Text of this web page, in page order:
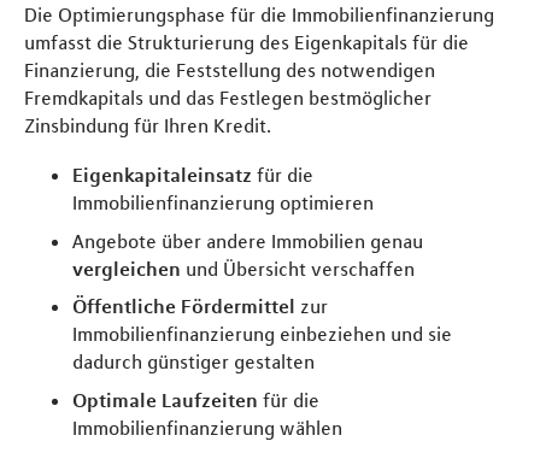
Die Optimierungsphase für die Immobilienfinanzierung
umfasst die Strukturierung des Eigenkapitals für die
Finanzierung, die Feststellung des notwendigen
Fremdkapitals und das Festlegen bestmöglicher
Zinsbindung für Ihren Kredit.
Eigenkapitaleinsatz für die
Immobilienfinanzierung optimieren
Angebote über andere Immobilien genau
vergleichen und Übersicht verschaffen
Öffentliche Fördermittel zur
Immobilienfinanzierung einbeziehen und sie
dadurch günstiger gestalten
Optimale Laufzeiten für die
Immobilienfinanzierung wählen